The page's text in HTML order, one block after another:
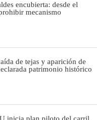
encubierta: desde el
mecanismo
de tejas y aparición de
patrimonio histórico